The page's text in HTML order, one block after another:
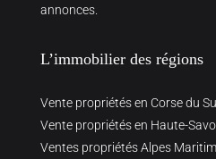
annonces.
L’immobilier des régions
Vente propriétés en Corse du
Vente propriétés en Haute-
Ventes propriétés Alpes